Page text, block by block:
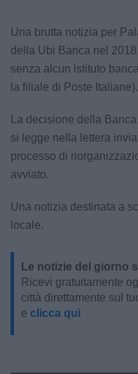
Una brutta notizia per
della Ubi Banca nel
senza alcun istituto
la filiale di Poste Italiane).
La decisione della
si legge nella lettera
processo di
avviato.
Una notizia destinata a
locale.
Le notizie del giorno
Ricevi gratuitamente
città direttamente sul
e clicca qui